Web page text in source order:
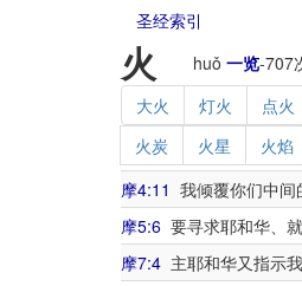
圣经索引
火 huǒ 一览-707
大火
灯火 点火
火炭
火星 火焰
摩4:11 我倾覆你们中
摩5:6 要寻求耶和华、
摩7:4 主耶和华又指示